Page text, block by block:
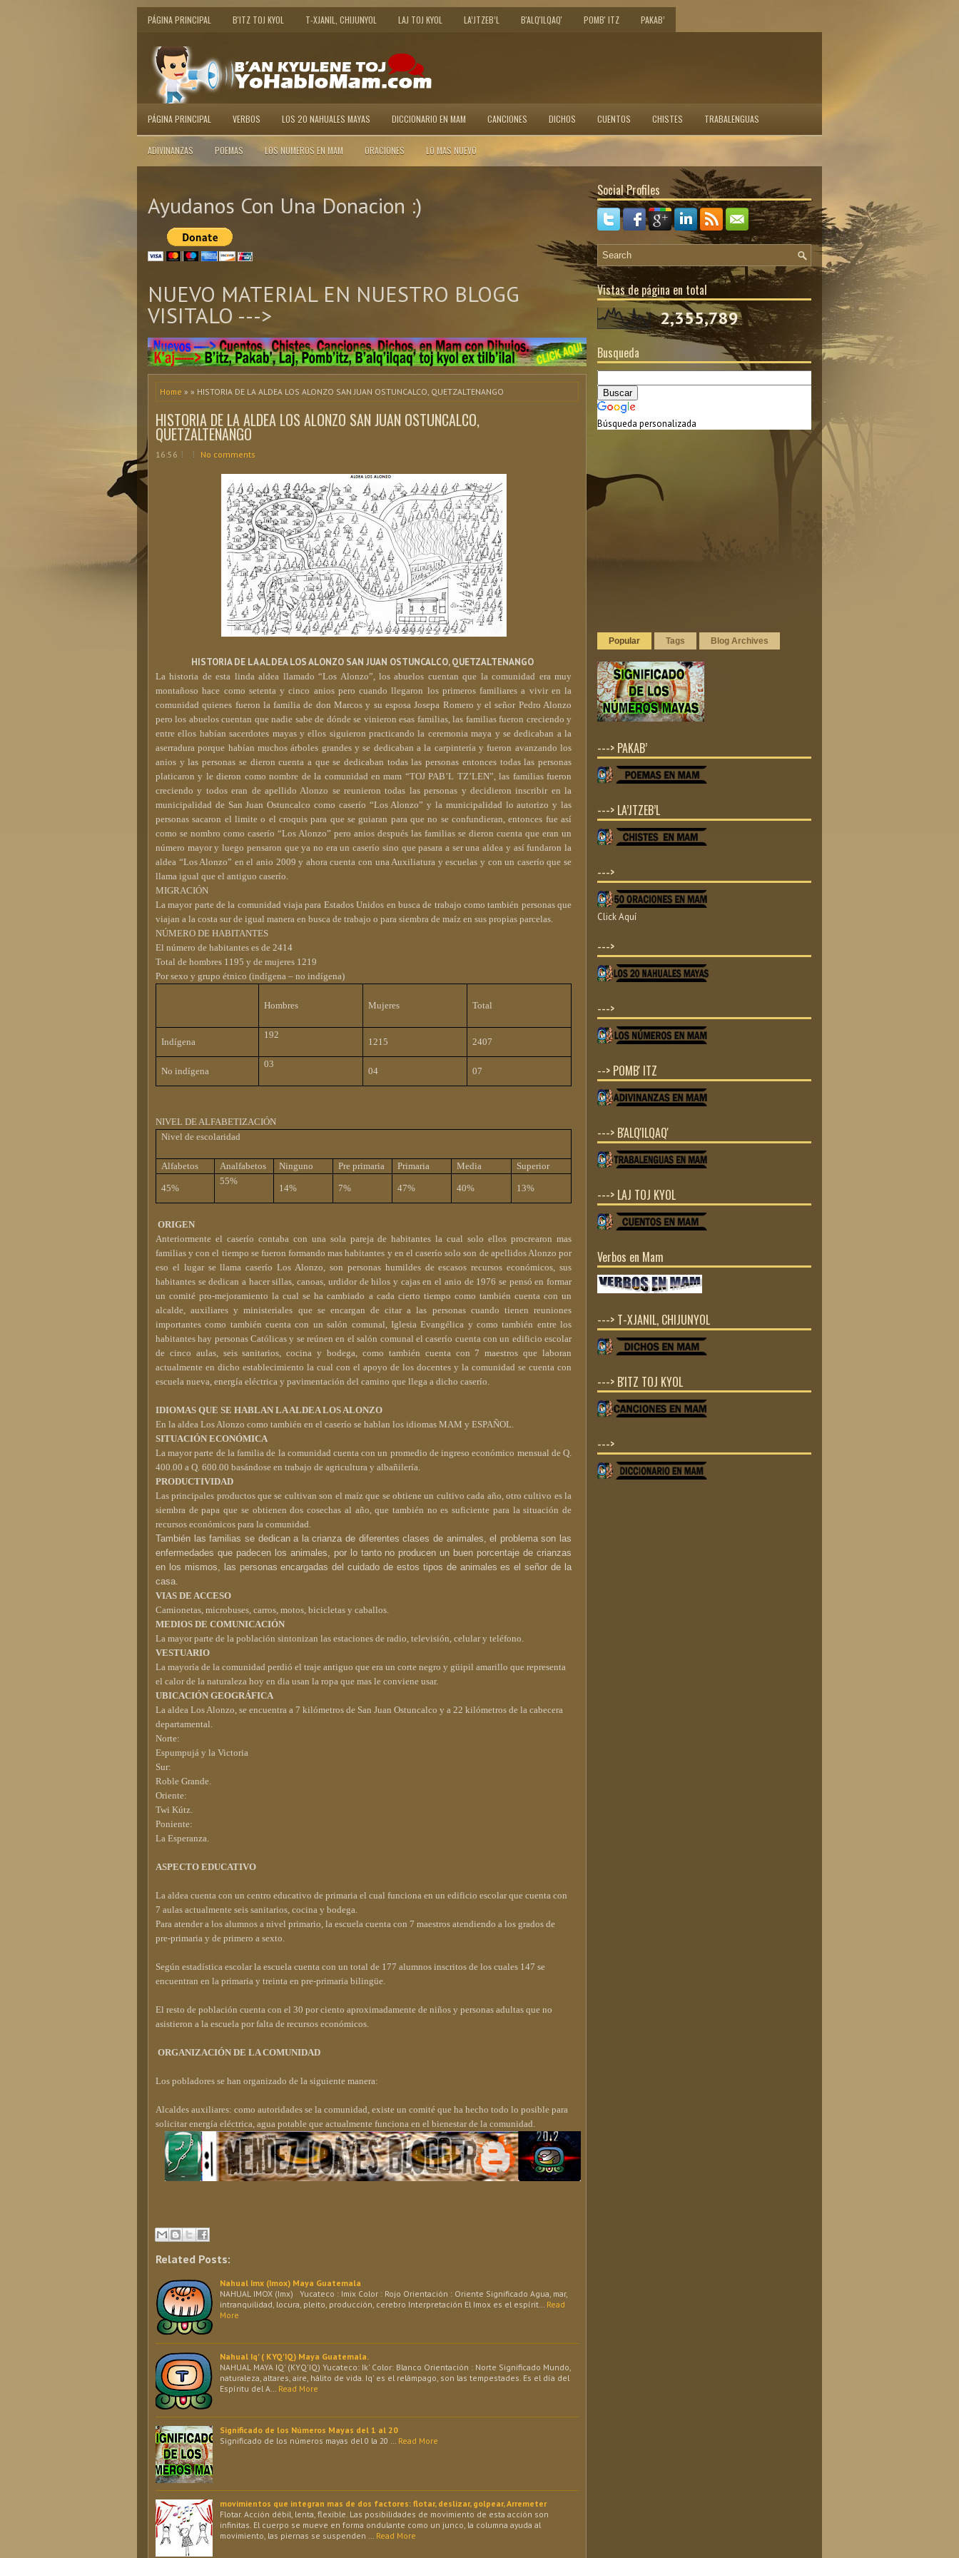
PÁGINA PRINCIPAL B'ITZ TOJ KYOL T-XJANIL, CHIJUNYOL LAJ TOJ KYOL LA’JTZEB’L B'ALQ'ILQAQ' POMB' ITZ PAKAB’
PÁGINA PRINCIPAL VERBOS LOS 20 NAHUALES MAYAS DICCIONARIO EN MAM CANCIONES DICHOS CUENTOS CHISTES TRABALENGUAS
ADIVINANZAS POEMAS LOS NUMEROS EN MAM ORACIONES LO MAS NUEVO
Ayudanos Con Una Donacion :)
NUEVO MATERIAL EN NUESTRO BLOGG
VISITALO --->
Home » » HISTORIA DE LA ALDEA LOS ALONZO SAN JUAN OSTUNCALCO, QUETZALTENANGO
HISTORIA DE LA ALDEA LOS ALONZO SAN JUAN OSTUNCALCO,
QUETZALTENANGO
16:56 No comments
HISTORIA DE LA ALDEA LOS ALONZO SAN JUAN OSTUNCALCO, QUETZALTENANGO
La historia de esta linda aldea llamado “Los Alonzo”, los abuelos cuentan que la comunidad era muy
montañoso hace como setenta y cinco anios pero cuando llegaron los primeros familiares a vivir en la
comunidad quienes fueron la familia de don Marcos y su esposa Josepa Romero y el señor Pedro Alonzo
pero los abuelos cuentan que nadie sabe de dónde se vinieron esas familias, las familias fueron creciendo y
entre ellos habían sacerdotes mayas y ellos siguieron practicando la ceremonia maya y se dedicaban a la
aserradura porque habían muchos árboles grandes y se dedicaban a la carpintería y fueron avanzando los
anios y las personas se dieron cuenta a que se dedicaban todas las personas entonces todas las personas
platicaron y le dieron como nombre de la comunidad en mam “TOJ PAB’L TZ’LEN”, las familias fueron
creciendo y todos eran de apellido Alonzo se reunieron todas las personas y decidieron inscribir en la
municipalidad de San Juan Ostuncalco como caserío “Los Alonzo” y la municipalidad lo autorizo y las
personas sacaron el limite o el croquis para que se guiaran para que no se confundieran, entonces fue así
como se nombro como caserío “Los Alonzo” pero anios después las familias se dieron cuenta que eran un
número mayor y luego pensaron que ya no era un caserío sino que pasara a ser una aldea y así fundaron la
aldea “Los Alonzo” en el anio 2009 y ahora cuenta con una Auxiliatura y escuelas y con un caserío que se
llama igual que el antiguo caserío.
MIGRACIÓN
La mayor parte de la comunidad viaja para Estados Unidos en busca de trabajo como también personas que
viajan a la costa sur de igual manera en busca de trabajo o para siembra de maíz en sus propias parcelas.
NÚMERO DE HABITANTES
El número de habitantes es de 2414
Total de hombres 1195 y de mujeres 1219
Por sexo y grupo étnico (indígena – no indígena)
Hombres Mujeres Total
Indígena
192
1215 2407
No indígena
03
04 07
NIVEL DE ALFABETIZACIÓN
Nivel de escolaridad
Alfabetos Analfabetos Ninguno Pre primaria Primaria Media Superior
45%
55%
14% 7% 47% 40% 13%
ORIGEN
Anteriormente el caserío contaba con una sola pareja de habitantes la cual solo ellos procrearon mas
familias y con el tiempo se fueron formando mas habitantes y en el caserío solo son de apellidos Alonzo por
eso el lugar se llama caserío Los Alonzo, son personas humildes de escasos recursos económicos, sus
habitantes se dedican a hacer sillas, canoas, urdidor de hilos y cajas en el anio de 1976 se pensó en formar
un comité pro-mejoramiento la cual se ha cambiado a cada cierto tiempo como también cuenta con un
alcalde, auxiliares y ministeriales que se encargan de citar a las personas cuando tienen reuniones
importantes como también cuenta con un salón comunal, Iglesia Evangélica y como también entre los
habitantes hay personas Católicas y se reúnen en el salón comunal el caserío cuenta con un edificio escolar
de cinco aulas, seis sanitarios, cocina y bodega, como también cuenta con 7 maestros que laboran
actualmente en dicho establecimiento la cual con el apoyo de los docentes y la comunidad se cuenta con
escuela nueva, energía eléctrica y pavimentación del camino que llega a dicho caserío.
IDIOMAS QUE SE HABLAN LA ALDEA LOS ALONZO
En la aldea Los Alonzo como también en el caserío se hablan los idiomas MAM y ESPAÑOL.
SITUACIÓN ECONÓMICA
La mayor parte de la familia de la comunidad cuenta con un promedio de ingreso económico mensual de Q.
400.00 a Q. 600.00 basándose en trabajo de agricultura y albañilería.
PRODUCTIVIDAD
Las principales productos que se cultivan son el maíz que se obtiene un cultivo cada año, otro cultivo es la
siembra de papa que se obtienen dos cosechas al año, que también no es suficiente para la situación de
recursos económicos para la comunidad.
También las familias se dedican a la crianza de diferentes clases de animales, el problema son las
enfermedades que padecen los animales, por lo tanto no producen un buen porcentaje de crianzas
en los mismos, las personas encargadas del cuidado de estos tipos de animales es el señor de la
casa.
VIAS DE ACCESO
Camionetas, microbuses, carros, motos, bicicletas y caballos.
MEDIOS DE COMUNICACIÓN
La mayor parte de la población sintonizan las estaciones de radio, televisión, celular y teléfono.
VESTUARIO
La mayoría de la comunidad perdió el traje antiguo que era un corte negro y güipil amarillo que representa
el calor de la naturaleza hoy en dia usan la ropa que mas le conviene usar.
UBICACIÓN GEOGRÁFICA
La aldea Los Alonzo, se encuentra a 7 kilómetros de San Juan Ostuncalco y a 22 kilómetros de la cabecera
departamental.
Norte:
Espumpujá y la Victoria
Sur:
Roble Grande.
Oriente:
Twi Kútz.
Poniente:
La Esperanza.
ASPECTO EDUCATIVO
La aldea cuenta con un centro educativo de primaria el cual funciona en un edificio escolar que cuenta con
7 aulas actualmente seis sanitarios, cocina y bodega.
Para atender a los alumnos a nivel primario, la escuela cuenta con 7 maestros atendiendo a los grados de
pre-primaria y de primero a sexto.
Según estadística escolar la escuela cuenta con un total de 177 alumnos inscritos de los cuales 147 se
encuentran en la primaria y treinta en pre-primaria bilingüe.
El resto de población cuenta con el 30 por ciento aproximadamente de niños y personas adultas que no
asistieron a la escuela por falta de recursos económicos.
ORGANIZACIÓN DE LA COMUNIDAD
Los pobladores se han organizado de la siguiente manera:
Alcaldes auxiliares: como autoridades se la comunidad, existe un comité que ha hecho todo lo posible para
solicitar energía eléctrica, agua potable que actualmente funciona en el bienestar de la comunidad.
Related Posts:
Nahual Imx (Imox) Maya Guatemala
NAHUAL IMOX (Imx) Yucateco : Imix Color : Rojo Orientación : Oriente Significado Agua, mar,
intranquilidad, locura, pleito, producción, cerebro Interpretación El Imox es el espírit… Read
More
Nahual Iq' ( KYQ'IQ) Maya Guatemala.
NAHUAL MAYA IQ' (KYQ'IQ) Yucateco: Ik' Color: Blanco Orientación : Norte Significado Mundo,
naturaleza, altares, aire, hálito de vida. Iq' es el relámpago, son las tempestades. Es el día del
Espíritu del A… Read More
Significado de los Números Mayas del 1 al 20
Significado de los números mayas del 0 la 20 … Read More
movimientos que integran mas de dos factores: flotar, deslizar, golpear, Arremeter
Flotar. Acción débil, lenta, flexible. Las posibilidades de movimiento de esta acción son
infinitas. El cuerpo se mueve en forma ondulante como un junco, la columna ayuda al
movimiento, las piernas se suspenden … Read More
Social Profiles
Vistas de página en total
2,355,789
Busqueda
Búsqueda personalizada
Popular Tags Blog Archives
---> PAKAB’
---> LA’JTZEB’L
--->
Click Aquí
--->
--->
--> POMB' ITZ
---> B'ALQ'ILQAQ'
---> LAJ TOJ KYOL
Verbos en Mam
---> T-XJANIL, CHIJUNYOL
---> B'ITZ TOJ KYOL
--->